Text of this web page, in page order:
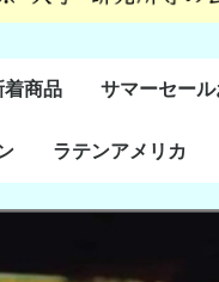
着商品 サマーセー
般
世紀
８世紀
末～２０世紀
半以降
ラテンアメリカ
ラテン・アメリカ
メキシコ研究
中米・カリブ研究
キューバ研究
南米諸国
ペルー研究
チリ研究
アルゼンチン研究